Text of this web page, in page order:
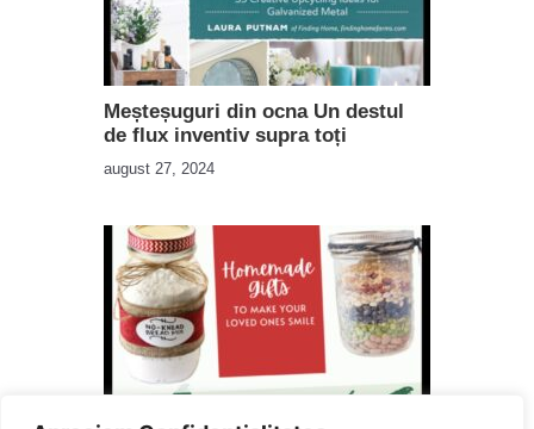
Meșteșuguri din ocna Un destul
de flux inventiv supra toți
august 27, 2024